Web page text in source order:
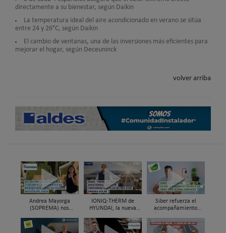
directamente a su bienestar, según Daikin
La temperatura ideal del aire acondicionado en verano se sitúa
entre 24 y 26°C, según Daikin
El cambio de ventanas, una de las inversiones más eficientes para
mejorar el hogar, según Deceuninck
volver arriba
Andrea Mayorga
(SOPREMA) nos
cubierta azul-verde
IONIQ-THERM de
HYUNDAI, la nueva
funcionar hasta en un
98% con energía solar
Siber refuerza el
acompañamiento
soporte al instalador
con Global Services